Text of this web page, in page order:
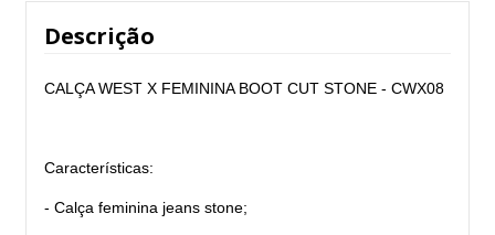
Descrição
CALÇA WEST X FEMININA BOOT CUT STONE - CWX08
Características:
- Calça feminina jeans stone;